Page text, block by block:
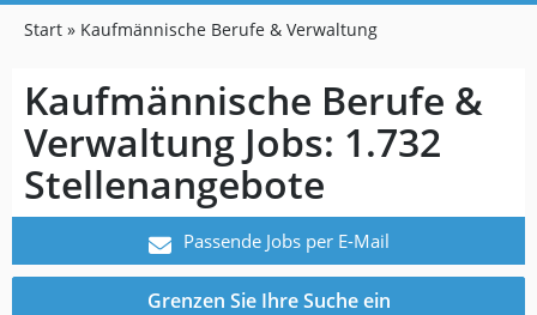
Start Kaufmännische Berufe & Verwaltung
Kaufmännische Berufe &
Verwaltung Jobs: 1.732
Stellenangebote
Passende Jobs per E-Mail
Grenzen Sie Ihre Suche ein